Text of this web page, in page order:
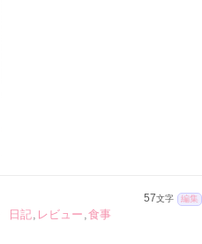
57文字 編集
日記, レビュー ,食事